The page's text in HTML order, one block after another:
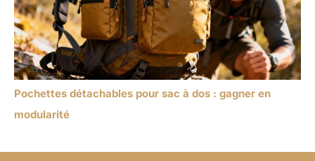
Pochettes détachables pour sac à dos : gagner en
modularité